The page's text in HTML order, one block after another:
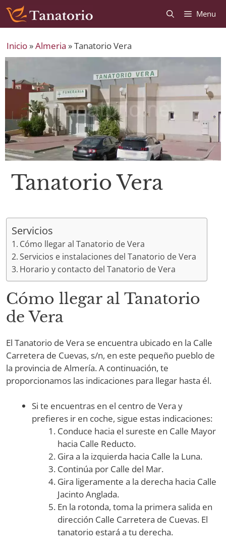
Saltar
contenido
Saltar
contenido
Menu
Inicio »Almeria »Tanatorio Vera
Tanatorio Vera
Servicios
Cómo llegar al Tanatorio de Vera
Servicios e instalaciones del Tanatorio de Vera
Horario y contacto del Tanatorio de Vera
Cómo llegar al Tanatorio
de Vera
El Tanatorio de Vera se encuentra ubicado en la Calle
Carretera de Cuevas, s/n, en este pequeño pueblo de
la provincia de Almería. A continuación, te
proporcionamos las indicaciones para llegar hasta él.
Si te encuentras en el centro de Vera y
prefieres ir en coche, sigue estas indicaciones:
Conduce hacia el sureste en Calle Mayor
hacia Calle Reducto.
Gira a la izquierda hacia Calle la Luna.
Continúa por Calle del Mar.
Gira ligeramente a la derecha hacia Calle
Jacinto Anglada.
En la rotonda, toma la primera salida en
dirección Calle Carretera de Cuevas. El
tanatorio estará a tu derecha.